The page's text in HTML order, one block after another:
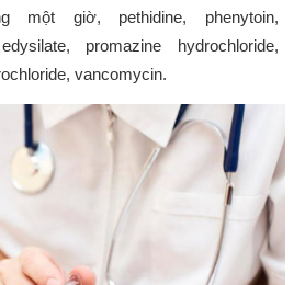
một giờ, pethidine, phenytoin,
promazine hydrochloride,
vancomycin.